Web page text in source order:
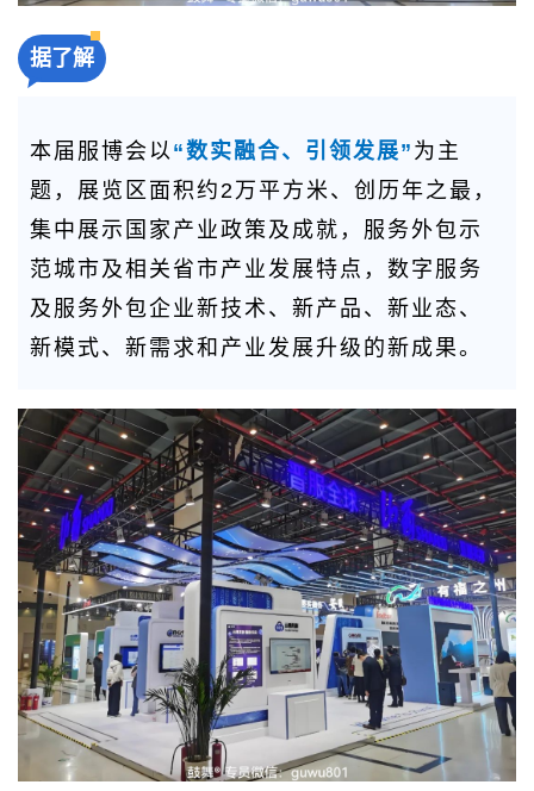
据了解
本届服博会以 “数实融合、引领发展” 为主
题，展览区面积约2万平方米、创历年之最，
集中展示国家产业政策及成就，服务外包示
范城市及相关省市产业发展特点，数字服务
及服务外包企业新技术、新产品、新业态、
新模式、新需求和产业发展升级的新成果。